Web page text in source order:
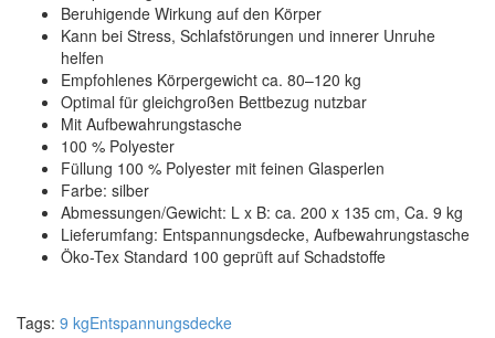
Beruhigende Wirkung auf den Körper
Kann bei Stress, Schlafstörungen und innerer Unruhe
helfen
Empfohlenes Körpergewicht ca. 80–120 kg
Optimal für gleichgroßen Bettbezug nutzbar
Mit Aufbewahrungstasche
100 % Polyester
Füllung 100 % Polyester mit feinen Glasperlen
Farbe: silber
Abmessungen/Gewicht: L x B: ca. 200 x 135 cm, Ca. 9 kg
Lieferumfang: Entspannungsdecke, Aufbewahrungstasche
Öko-Tex Standard 100 geprüft auf Schadstoffe
Tags: 9 kgEntspannungsdecke